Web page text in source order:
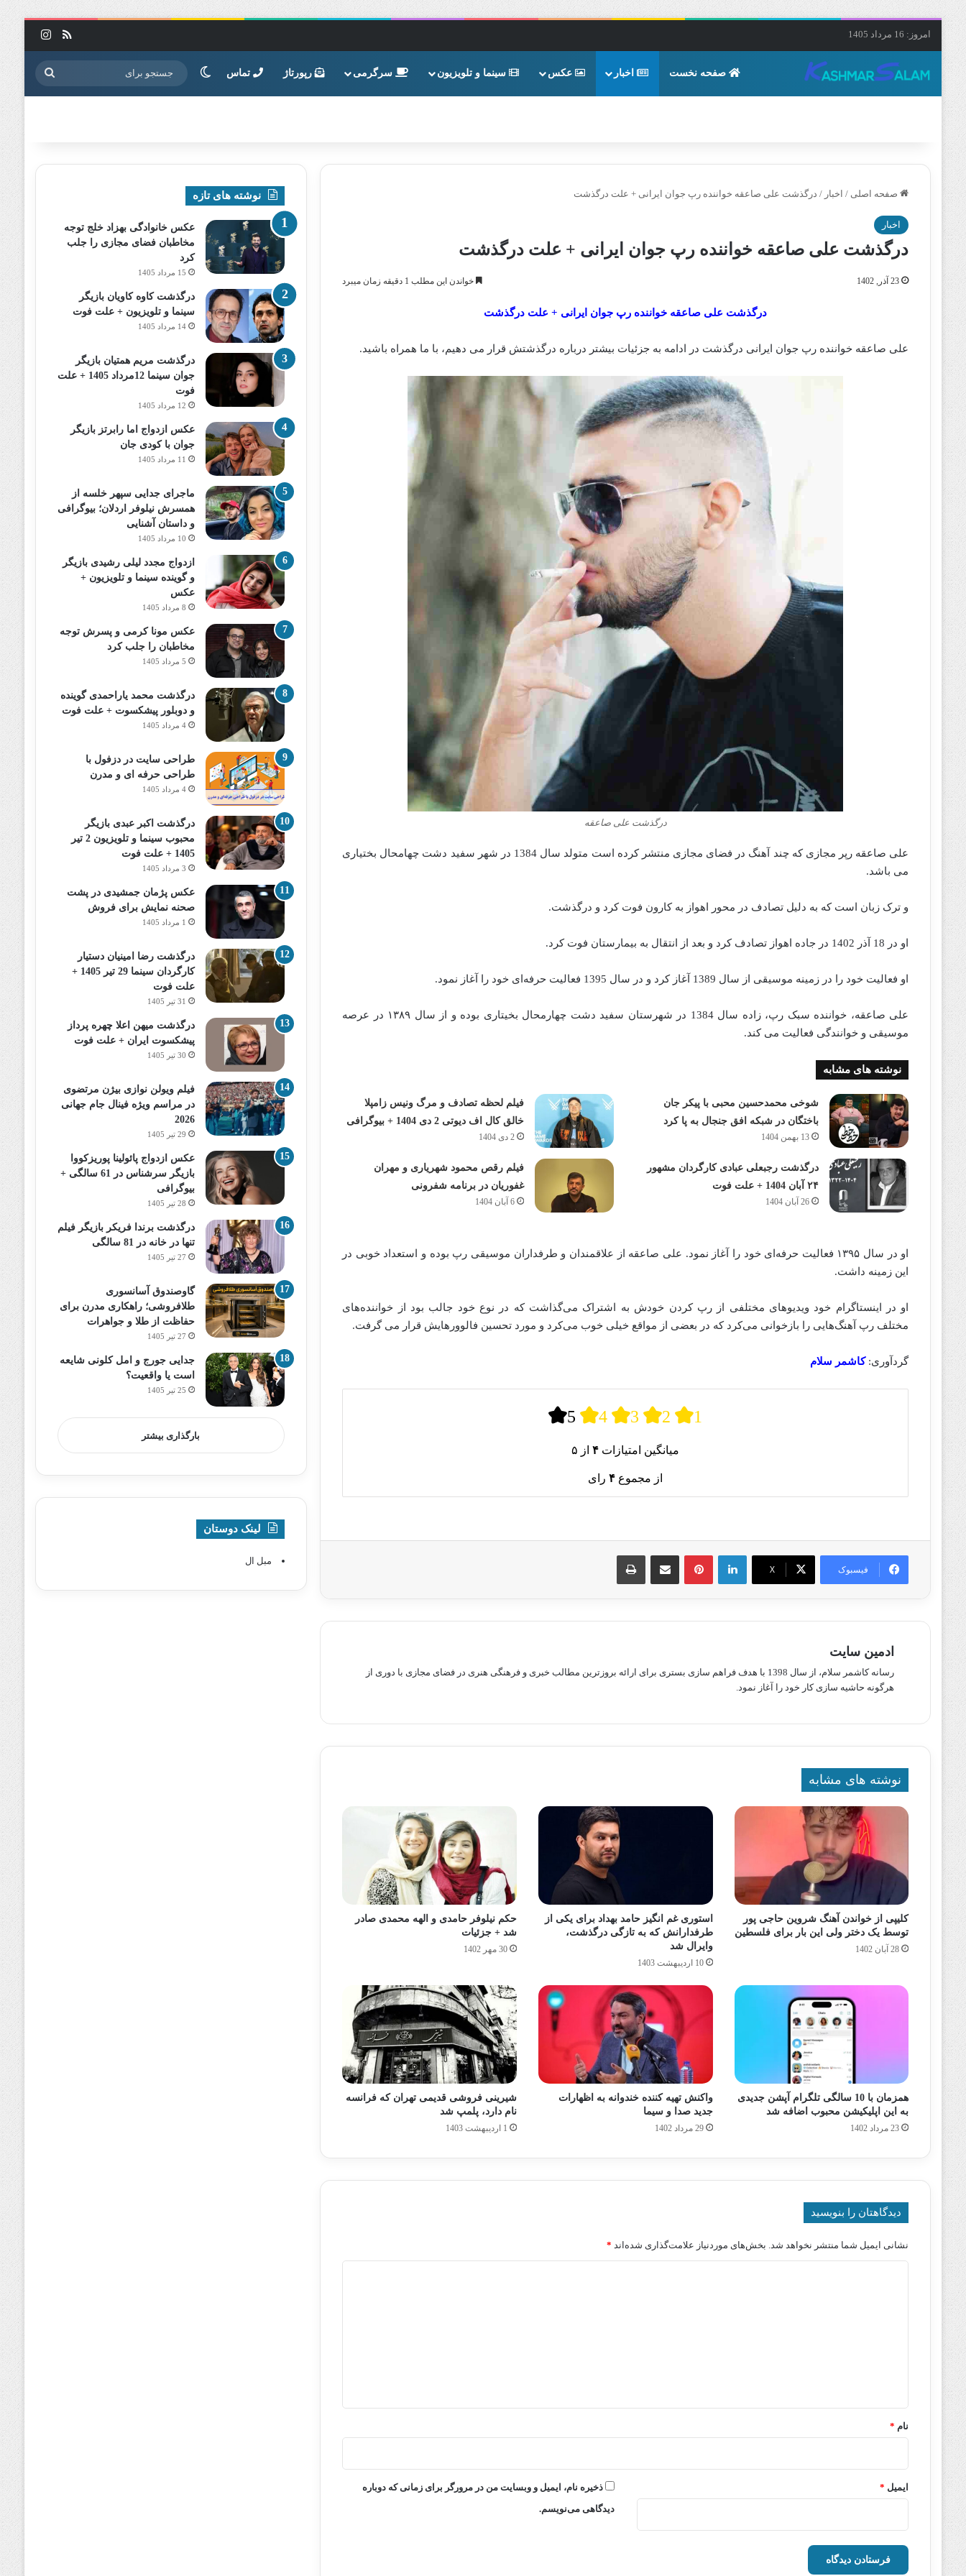
امروز: 16 مرداد 1405 خوراک
صفحه نخست اخبار عکس سینما و تلویزیون سرگرمی رپورتاژ تماس تغییر پوسته جستجو
برای
صفحه اصلی / اخبار / درگذشت علی صاعقه خواننده رپ جوان ایرانی + علت درگذشت
اخبار
درگذشت علی صاعقه خواننده رپ جوان ایرانی + علت درگذشت
23 آذر, 1402 خواندن این مطلب 1 دقیقه زمان میبرد
درگذشت علی صاعقه خواننده رپ جوان ایرانی + علت درگذشت
علی صاعقه خواننده رپ جوان ایرانی درگذشت در ادامه به جزئیات بیشتر درباره درگذشتش قرار می دهیم، با ما همراه باشید.
درگذشت علی صاعقه
علی صاعقه رپر مجازی که چند آهنگ در فضای مجازی منتشر کرده است متولد سال 1384 در شهر سفید دشت چهامحال بختیاری
می‌ باشد.
و ترک زبان است که به دلیل تصادف در محور اهواز به کارون فوت کرد و درگذشت.
او در 18 آذر 1402 در جاده اهواز تصادف کرد و بعد از انتقال به بیمارستان فوت کرد.
او فعالیت خود را در زمینه موسیقی از سال 1389 آغاز کرد و در سال 1395 فعالیت حرفه‌ای خود را آغاز نمود.
علی صاعقه، خواننده سبک رپ، زاده سال 1384 در شهرستان سفید دشت چهارمحال بخیتاری بوده و از سال ۱۳۸۹ در عرصه
موسیقی و خوانندگی فعالیت می کند.
نوشته های مشابه
شوخی محمدحسین محبی با پیکر جان
باختگان در شبکه افق جنجال به پا کرد
13 بهمن 1404
فیلم لحظه تصادف و مرگ ونیس زامپلا
خالق کال اف دیوتی 2 دی 1404 + بیوگرافی
2 دی 1404
درگذشت رجبعلی عبادی کارگردان مشهور
۲۴ آبان 1404 + علت فوت
26 آبان 1404
فیلم رقص محمود شهریاری و مهران
غفوریان در برنامه شفرونی
6 آبان 1404
او در سال ۱۳۹۵ فعالیت حرفه‌ای خود را آغاز نمود. علی صاعقه از علاقمندان و طرفداران موسیقی رپ بوده و استعداد خوبی در
این زمینه داشت.
او در اینستاگرام خود ویدیوهای مختلفی از رپ کردن خودش به اشتراک می‌گذاشت که در نوع خود جالب بود از خواننده‌های
مختلف رپ آهنگ‌هایی را بازخوانی می‌کرد که در بعضی از مواقع خیلی خوب می‌کرد و مورد تحسین فالوورهایش قرار می‌ گرفت.
گردآوری: کاشمر سلام
5 4 3 2 1
میانگین امتیازات ۴ از ۵
از مجموع ۴ رای
فیسبوک X
لینکدین پینترستاشتراک گذاری از طریق ایمیل چاپ
ادمین سایت
رسانه کاشمر سلام، از سال 1398 با هدف فراهم سازی بستری برای ارائه بروزترین مطالب خبری و فرهنگی هنری در فضای مجازی با دوری از
هرگونه حاشیه سازی کار خود را آغاز نمود.
نوشته های مشابه
کلیپی از خواندن آهنگ شروین حاجی پور
توسط یک دختر ولی این بار برای فلسطین
28 آبان 1402
استوری غم انگیز حامد بهداد برای یکی از
طرفدارانش که به تازگی درگذشت،
وایرال شد
10 اردیبهشت 1403
حکم نیلوفر حامدی و الهه محمدی صادر
شد + جزئیات
30 مهر 1402
همزمان با 10 سالگی تلگرام آپشن جدیدی
به این اپلیکیشن محبوب اضافه شد
23 مرداد 1402
واکنش تهیه کننده خندوانه به اظهارات
جدید صدا و سیما
29 مرداد 1402
شیرینی فروشی قدیمی تهران که فرانسه
نام دارد، پلمپ شد
1 اردیبهشت 1403
دیدگاهتان را بنویسید
نشانی ایمیل شما منتشر نخواهد شد. بخش‌های موردنیاز علامت‌گذاری شده‌اند *
نام *
ایمیل *
ذخیره نام، ایمیل و وبسایت من در مرورگر برای زمانی که دوباره
دیدگاهی می‌نویسم.
نوشته های تازه
عکس خانوادگی بهزاد خلج توجه
مخاطبان فضای مجازی را جلب
کرد
15 مرداد 1405
درگذشت کاوه کاویان بازیگر
سینما و تلویزیون + علت فوت
14 مرداد 1405
درگذشت مریم همتیان بازیگر
جوان سینما 12مرداد 1405 + علت
فوت
12 مرداد 1405
عکس ازدواج اما رابرتز بازیگر
جوان با کودی جان
11 مرداد 1405
ماجرای جدایی سپهر خلسه از
همسرش نیلوفر اردلان؛ بیوگرافی
و داستان آشنایی
10 مرداد 1405
ازدواج مجدد لیلی رشیدی بازیگر
و گوینده سینما و تلویزیون +
عکس
8 مرداد 1405
عکس مونا کرمی و پسرش توجه
مخاطبان را جلب کرد
5 مرداد 1405
درگذشت محمد یاراحمدی گوینده
و دوبلور پیشکسوت + علت فوت
4 مرداد 1405
طراحی سایت در دزفول با
طراحی حرفه‌ ای و مدرن
4 مرداد 1405
درگذشت اکبر عبدی بازیگر
محبوب سینما و تلویزیون 2 تیر
1405 + علت فوت
3 مرداد 1405
عکس پژمان جمشیدی در پشت
صحنه نمایش برای فروش
1 مرداد 1405
درگذشت رضا امینیان دستیار
کارگردان سینما 29 تیر 1405 +
علت فوت
31 تیر 1405
درگذشت میهن اعلا چهره پرداز
پیشکسوت ایران + علت فوت
30 تیر 1405
فیلم ویولن نوازی بیژن مرتضوی
در مراسم ویژه فینال جام جهانی
2026
29 تیر 1405
عکس ازدواج پائولینا پوریزکووا
بازیگر سرشناس در 61 سالگی +
بیوگرافی
28 تیر 1405
درگذشت برندا فریکر بازیگر فیلم
تنها در خانه در 81 سالگی
27 تیر 1405
گاوصندوق آسانسوری
طلافروشی؛ راهکاری مدرن برای
حفاظت از طلا و جواهرات
27 تیر 1405
جدایی جورج و امل کلونی شایعه
است یا واقعیت؟
25 تیر 1405
بارگذاری بیشتر
لینک دوستان
مبل ال